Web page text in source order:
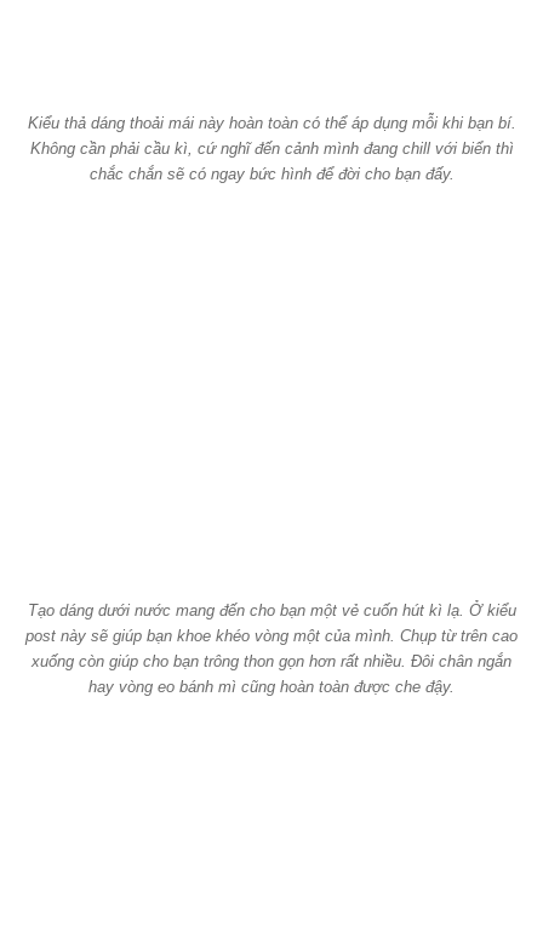
Kiểu thả dáng thoải mái này hoàn toàn có thể áp dụng mỗi khi bạn bí.
Không cần phải cầu kì, cứ nghĩ đến cảnh mình đang chill với biển thì
chắc chắn sẽ có ngay bức hình để đời cho bạn đấy.
Tạo dáng dưới nước mang đến cho bạn một vẻ cuốn hút kì lạ. Ở kiểu
post này sẽ giúp bạn khoe khéo vòng một của mình. Chụp từ trên cao
xuống còn giúp cho bạn trông thon gọn hơn rất nhiều. Đôi chân ngắn
hay vòng eo bánh mì cũng hoàn toàn được che đậy.